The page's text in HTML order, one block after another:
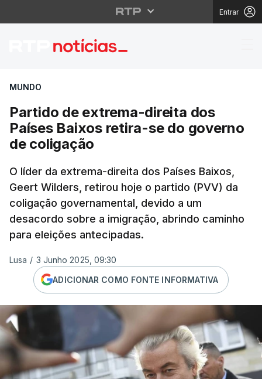
Entrar
Partido de extrema-
MUNDO
Partido de extrema-direita dos
Países Baixos retira-se do governo
de coligação
O líder da extrema-direita dos Países Baixos,
Geert Wilders, retirou hoje o partido (PVV) da
coligação governamental, devido a um
desacordo sobre a imigração, abrindo caminho
para eleições antecipadas.
Lusa / 3 Junho 2025, 09:30
ADICIONAR COMO FONTE INFORMATIVA